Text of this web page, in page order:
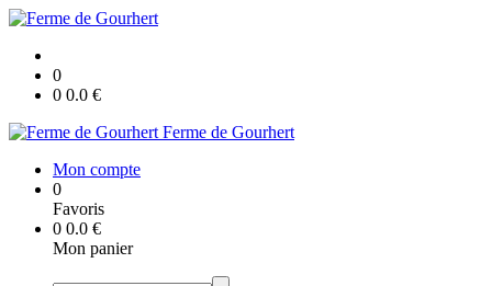
0
0 0.0 €
Ferme de Gourhert
Mon compte
0
Favoris
0 0.0 €
Mon panier